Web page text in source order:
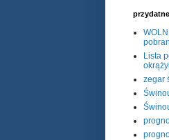
przydatne
Lista
zegar